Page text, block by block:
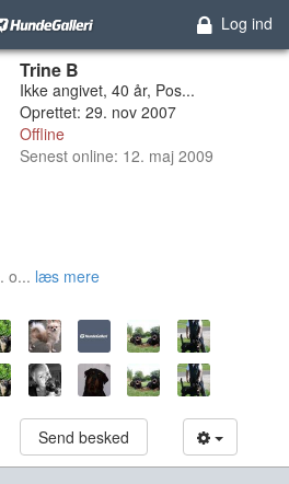
Log ind
Trine B
Ikke angivet, 40 år, Pos...
Oprettet: 29. nov 2007
Offline
Senest online: 12. maj 2009
o... læs mere
Send besked